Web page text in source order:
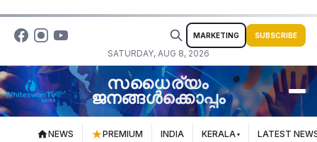
SATURDAY, AUG 8, 2026
MARKETING SUBSCRIBE
സധൈര്യം
ജനങ്ങൾക്കൊപ്പം
NEWS PREMIUM INDIA KERALA LATEST